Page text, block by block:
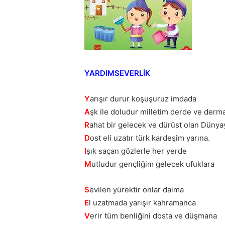
YARDIMSEVERLİK
Yarışır durur koşuşuruz imdada
Aşk ile doludur milletim derde ve
Rahat bir gelecek ve dürüst olan
Dost eli uzatır türk kardeşim yarına.
Işık saçan gözlerle her yerde
Mutludur gençliğim gelecek ufuklara
Sevilen yürektir onlar daima
El uzatmada yarışır kahramanca
Verir tüm benliğini dosta ve düşmana